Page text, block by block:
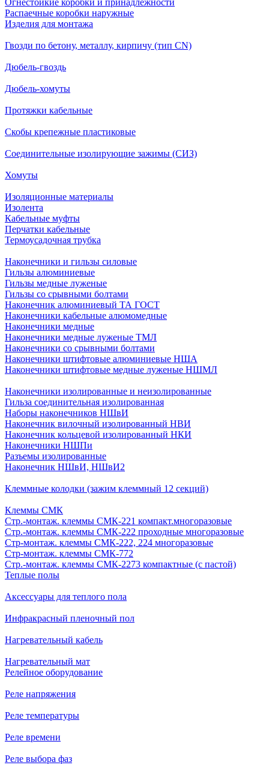
Огнестойкие коробки и принадлежности
Распаечные коробки наружные
Изделия для монтажа
Гвозди по бетону, металлу, кирпичу (тип CN)
Дюбель-гвоздь
Дюбель-хомуты
Протяжки кабельные
Скобы крепежные пластиковые
Соединительные изолирующие зажимы (СИЗ)
Хомуты
Изоляционные материалы
Изолента
Кабельные муфты
Перчатки кабельные
Термоусадочная трубка
Наконечники и гильзы силовые
Гильзы алюминиевые
Гильзы медные луженые
Гильзы со срывными болтами
Наконечник алюминиевый ТА ГОСТ
Наконечники кабельные алюмомедные
Наконечники медные
Наконечники медные луженые ТМЛ
Наконечники со срывными болтами
Наконечники штифтовые алюминиевые НША
Наконечники штифтовые медные луженые НШМЛ
Наконечники изолированные и неизолированные
Гильза соединительная изолированная
Наборы наконечников НШвИ
Наконечник вилочный изолированный НВИ
Наконечник кольцевой изолированный НКИ
Наконечники НШПи
Разъемы изолированные
Наконечник НШвИ, НШвИ2
Клеммные колодки (зажим клеммный 12 секций)
Клеммы СМК
Стр.-монтаж. клеммы СМК-221 компакт.многоразовые
Стр.-монтаж. клеммы СМК-222 проходные многоразовые
Стр-монтаж. клеммы СМК-222, 224 многоразовые
Стр-монтаж. клеммы СМК-772
Стр.-монтаж. клеммы СМК-2273 компактные (с пастой)
Теплые полы
Аксессуары для теплого пола
Инфракрасный пленочный пол
Нагревательный кабель
Нагревательный мат
Релейное оборудование
Реле напряжения
Реле температуры
Реле времени
Реле выбора фаз